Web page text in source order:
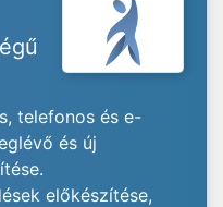
telefonos és e-
és új
előkészítése,